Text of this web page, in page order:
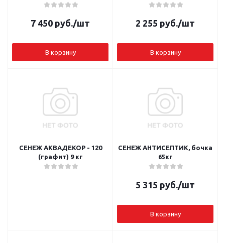
7 450 руб./шт
В корзину
2 255 руб./шт
В корзину
СЕНЕЖ АКВАДЕКОР - 120
(графит) 9 кг
СЕНЕЖ АНТИСЕПТИК, бочка
65кг
5 315 руб./шт
В корзину